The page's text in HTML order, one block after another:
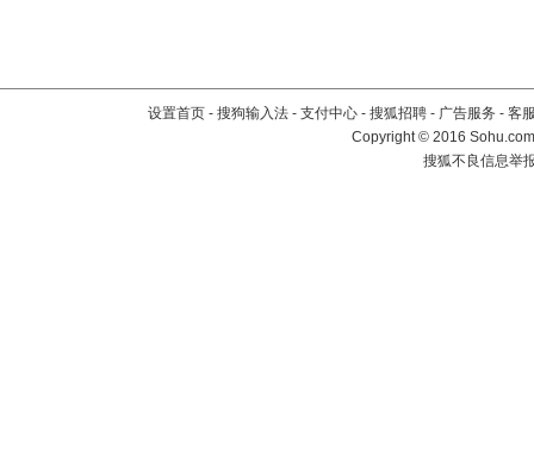
设置首页 - 搜狗输入法 - 支付中心 - 搜狐招聘 - 广告服务 - 客
Copyright©2016
搜狐不良信息举